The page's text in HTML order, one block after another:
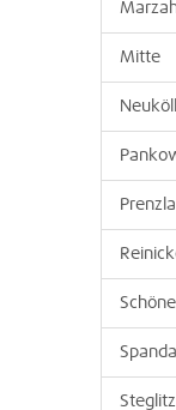
Mitte
Steglitz